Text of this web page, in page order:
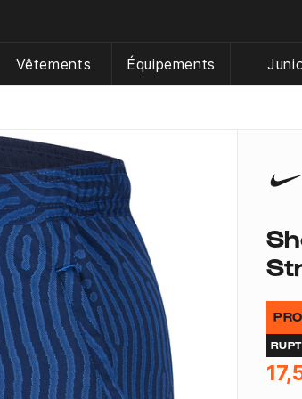
Vêtements Équipements